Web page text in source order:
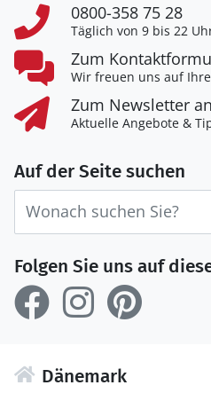
0800-358 75 28
Täglich von 9 bis 22
Zum
Wir freuen uns auf
Zum Newsletter
Aktuelle Angebote &
Auf der Seite suchen
Folgen Sie uns auf
Dänemark